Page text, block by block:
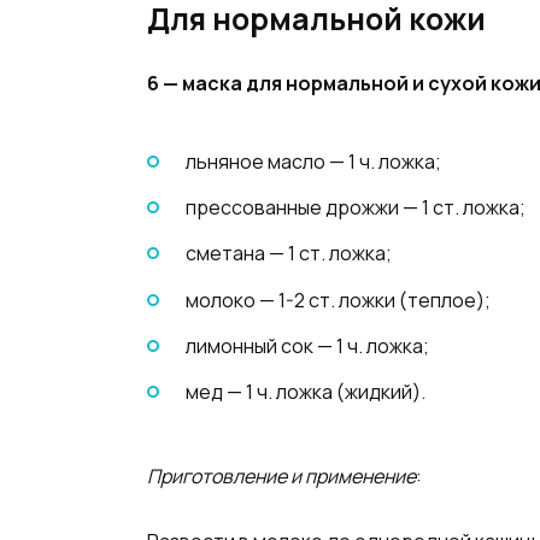
Для нормальной кожи
6 — маска для нормальной и сухой кожи
льняное масло — 1 ч. ложка;
прессованные дрожжи — 1 ст. ложка;
сметана — 1 ст. ложка;
молоко — 1-2 ст. ложки (теплое);
лимонный сок — 1 ч. ложка;
мед — 1 ч. ложка (жидкий).
Приготовление и применение: